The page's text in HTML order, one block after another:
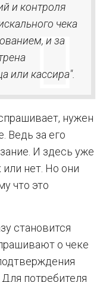
и контроля
чека
и за
или кассира".
нужен
Ведь за его
И здесь уже
или нет. Но они
что это
становится
о чеке
потребителя